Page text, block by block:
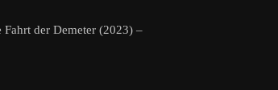
Fahrt der Demeter (2023) –